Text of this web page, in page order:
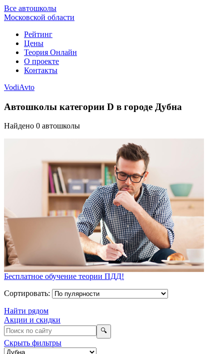
Все автошколы
Московской области
Рейтинг
Цены
Теория Онлайн
О проекте
Контакты
VodiAvto
Автошколы категории D в городе Дубна
Найдено 0 автошколы
Бесплатное обучение теории ПДД!
Сортировать:
Найти рядом
Акции и скидки
🔍
Скрыть фильтры